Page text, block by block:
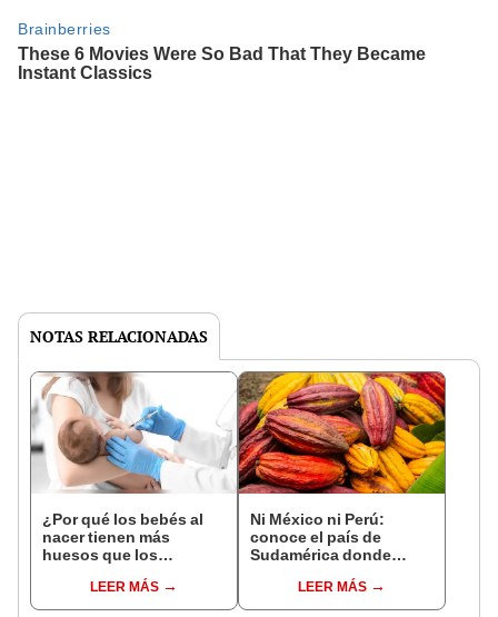
NOTAS RELACIONADAS
¿Por qué los bebés al
nacer tienen más
huesos que los
LEER MÁS
Ni México ni Perú:
conoce el país de
Sudamérica donde
estudioLEER MÁS